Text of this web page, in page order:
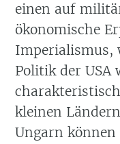
einen auf
ökonomische
Imperialismus,
Politik der USA
kleinen
Ungarn